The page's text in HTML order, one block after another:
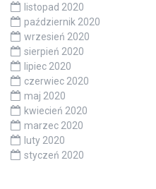
listopad 2020
październik 2020
wrzesień 2020
sierpień 2020
lipiec 2020
czerwiec 2020
maj 2020
kwiecień 2020
marzec 2020
luty 2020
styczeń 2020